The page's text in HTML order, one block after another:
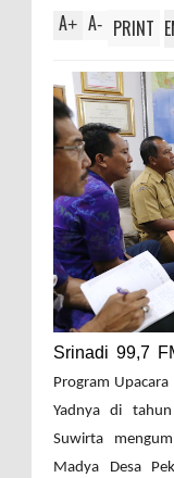
A+ A- PRINT
Srinadi 99,7
Program
Yadnya di
Suwirta
Madya Desa